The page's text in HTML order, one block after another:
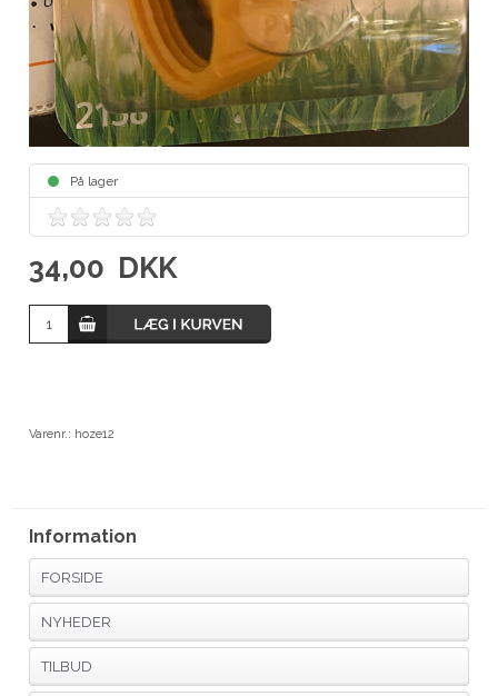
På lager
34,00 DKK
Varenr.: hoze12
Information
FORSIDE
NYHEDER
TILBUD